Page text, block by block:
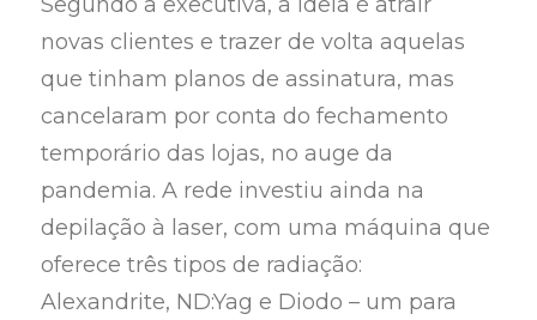
novas clientes e trazer de volta aquelas
que tinham planos de assinatura, mas
cancelaram por conta do fechamento
temporário das lojas, no auge da
pandemia. A rede investiu ainda na
depilação à laser, com uma máquina que
oferece três tipos de radiação:
Alexandrite, ND:Yag e Diodo – um para